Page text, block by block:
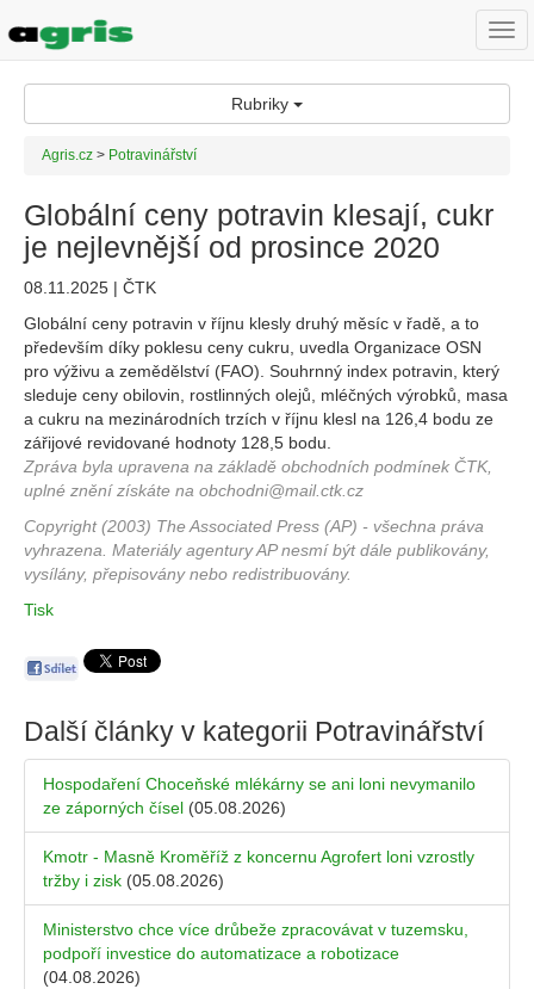
Rubriky
Agris.cz > Potravinářství
Globální ceny potravin klesají, cukr
je nejlevnější od prosince 2020
08.11.2025 | ČTK
Globální ceny potravin v říjnu klesly druhý měsíc v řadě, a to
především díky poklesu ceny cukru, uvedla Organizace OSN
pro výživu a zemědělství (FAO). Souhrnný index potravin, který
sleduje ceny obilovin, rostlinných olejů, mléčných výrobků, masa
a cukru na mezinárodních trzích v říjnu klesl na 126,4 bodu ze
zářijové revidované hodnoty 128,5 bodu.
Zpráva byla upravena na základě obchodních podmínek ČTK,
uplné znění získáte na obchodni@mail.ctk.cz
Copyright (2003) The Associated Press (AP) - všechna práva
vyhrazena. Materiály agentury AP nesmí být dále publikovány,
vysílány, přepisovány nebo redistribuovány.
Tisk
Další články v kategorii Potravinářství
Hospodaření Choceňské mlékárny se ani loni nevymanilo
ze záporných čísel (05.08.2026)
Kmotr - Masně Kroměříž z koncernu Agrofert loni vzrostly
tržby i zisk (05.08.2026)
Ministerstvo chce více drůbeže zpracovávat v tuzemsku,
podpoří investice do automatizace a robotizace
(04.08.2026)